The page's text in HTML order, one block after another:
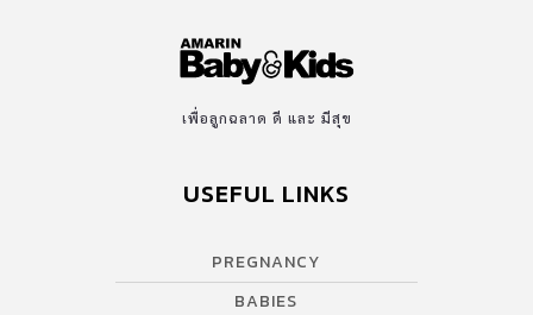
เพื่อลูกฉลาด ดี และ มีสุข
USEFUL LINKS
PREGNANCY
BABIES